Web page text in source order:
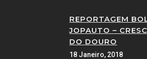
REPORTAGEM
JOPAUTO –
DO DOURO
18 Janeiro, 2018